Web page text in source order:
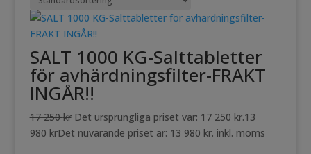
SALT 1000 KG-Salttabletter
för avhärdningsfilter-FRAKT
INGÅR!!
17 250kr Det ursprungliga priset var: 17 250 kr.13
980 krDet nuvarande priset är: 13 980 kr. inkl. moms